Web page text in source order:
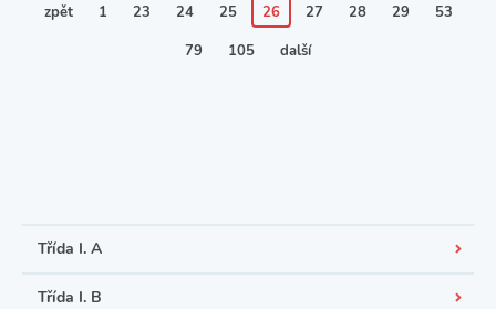
zpět 1 23 24 25 26 27 28 29 53
79 105 další
Třída I. A
Třída I. B